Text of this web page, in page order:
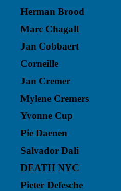
Herman Brood
Marc Chagall
Jan Cobbaert
Corneille
Jan Cremer
Mylene Cremers
Yvonne Cup
Pie Daenen
Salvador Dali
DEATH NYC
Pieter Defesche